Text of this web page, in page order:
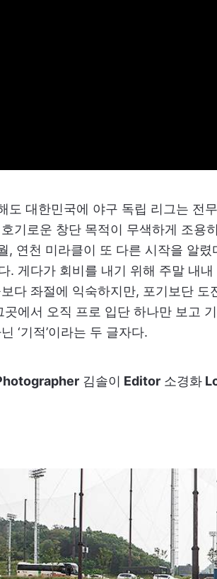
도 대한민국에 야구 독립 리그는 전
기로운 창단 목적이 무색하게 조용
, 연천 미라클이 또 다른 시작을 알
. 게다가 회비를 내기 위해 주말 내내
다 좌절에 익숙하지만, 포기보단 도
곳에서 오직 프로 입단 하나만 보고
‘기적’이라는 두 글자다.
김솔이 Editor 소경화